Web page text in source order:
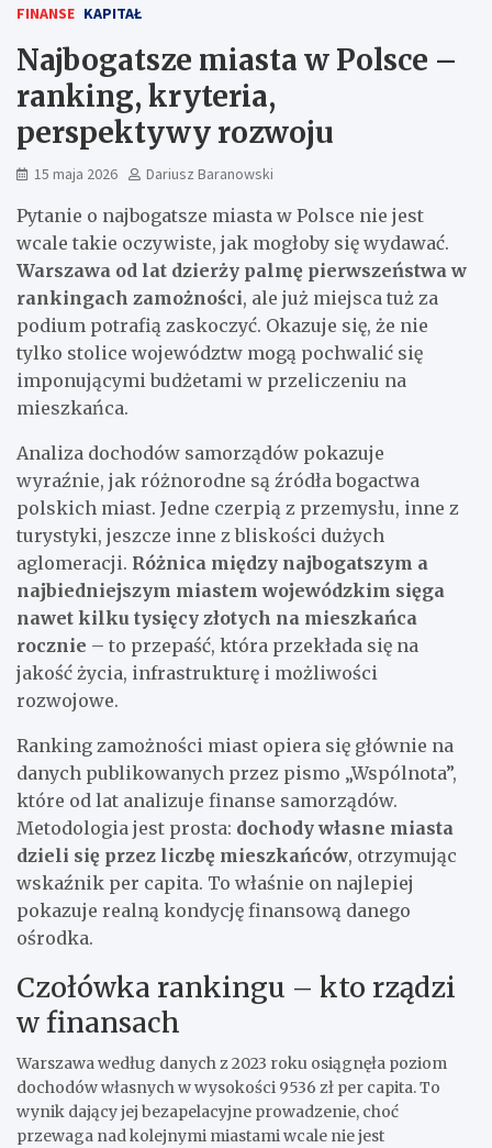
FINANSE KAPITAŁ
Najbogatsze miasta w Polsce –
ranking, kryteria,
perspektywy rozwoju
15 maja 2026 Dariusz Baranowski
Pytanie o najbogatsze miasta w Polsce nie jest
wcale takie oczywiste, jak mogłoby się wydawać.
Warszawa od lat dzierży palmę pierwszeństwa w
rankingach zamożności, ale już miejsca tuż za
podium potrafią zaskoczyć. Okazuje się, że nie
tylko stolice województw mogą pochwalić się
imponującymi budżetami w przeliczeniu na
mieszkańca.
Analiza dochodów samorządów pokazuje
wyraźnie, jak różnorodne są źródła bogactwa
polskich miast. Jedne czerpią z przemysłu, inne z
turystyki, jeszcze inne z bliskości dużych
aglomeracji. Różnica między najbogatszym a
najbiedniejszym miastem wojewódzkim sięga
nawet kilku tysięcy złotych na mieszkańca
rocznie – to przepaść, która przekłada się na
jakość życia, infrastrukturę i możliwości
rozwojowe.
Ranking zamożności miast opiera się głównie na
danych publikowanych przez pismo „Wspólnota”,
które od lat analizuje finanse samorządów.
Metodologia jest prosta: dochody własne miasta
dzieli się przez liczbę mieszkańców, otrzymując
wskaźnik per capita. To właśnie on najlepiej
pokazuje realną kondycję finansową danego
ośrodka.
Czołówka rankingu – kto rządzi
w finansach
Warszawa według danych z 2023 roku osiągnęła poziom
dochodów własnych w wysokości 9536 zł per capita. To
wynik dający jej bezapelacyjne prowadzenie, choć
przewaga nad kolejnymi miastami wcale nie jest